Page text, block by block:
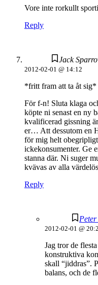
Vore inte rorkullt
Reply
Jack
2012-02-01 @ 14:12
*fritt fram att ta åt sig*
För f-n! Sluta klaga
köpte ni senast en ny
kvalificerad gissning
er… Att dessutom en
för mig helt
ickekonsumenter. Ge
stanna där. Ni suger
kvävas av alla
Reply
2012-02-01 @
Jag tror de
konstruktiva
skall “jiddras”.
balans, och de